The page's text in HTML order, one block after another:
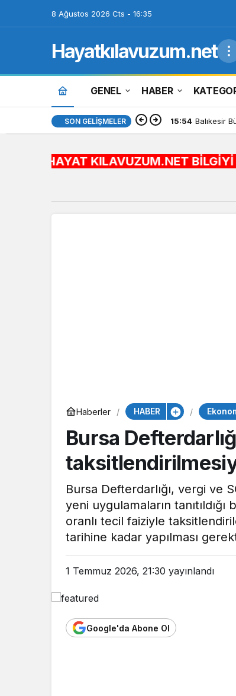
8 Ağustos 2026 Cts - 16:35
Hayatkılavuzum.net
GENEL HABER
SON GELIŞMELER 15:54 Balıkesir
HAYAT KILAVUZUM.NET BİLGİYİ
Haberler HABER
Bursa
Bursa Defterdarlığı, vergi ve
yeni uygulamaların
oranlı tecil faiziyle
tarihine kadar yapılması
1 Temmuz 2026, 21:30 yayınlandı
Google'da Abone Ol